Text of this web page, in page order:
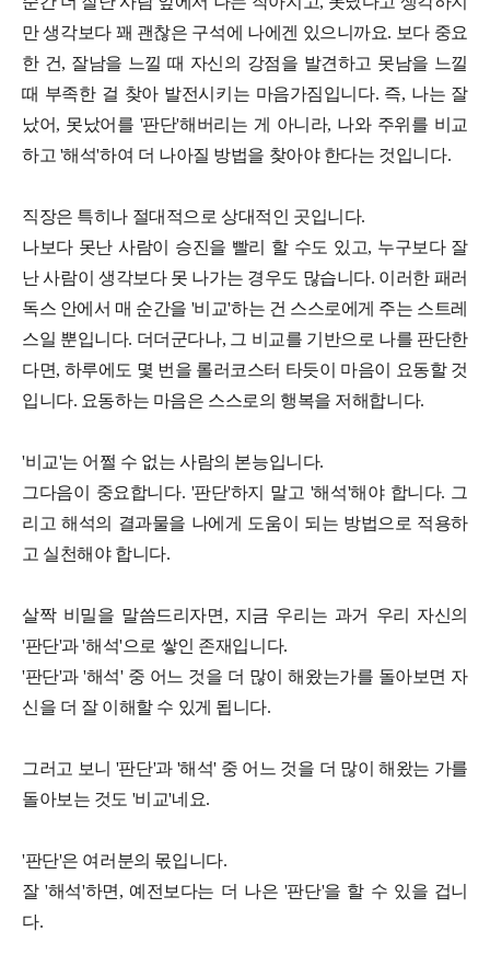
만 생각보다 꽤 괜찮은 구석에 나에겐 있으니까요. 보다 중요
한 건, 잘남을 느낄 때 자신의 강점을 발견하고 못남을 느낄
때 부족한 걸 찾아 발전시키는 마음가짐입니다. 즉, 나는 잘
났어, 못났어를 '판단'해버리는 게 아니라, 나와 주위를 비교
하고 '해석'하여 더 나아질 방법을 찾아야 한다는 것입니다.
직장은 특히나 절대적으로 상대적인 곳입니다.
나보다 못난 사람이 승진을 빨리 할 수도 있고, 누구보다 잘
난 사람이 생각보다 못 나가는 경우도 많습니다. 이러한 패러
독스 안에서 매 순간을 '비교'하는 건 스스로에게 주는 스트레
스일 뿐입니다. 더더군다나, 그 비교를 기반으로 나를 판단한
다면, 하루에도 몇 번을 롤러코스터 타듯이 마음이 요동할 것
입니다. 요동하는 마음은 스스로의 행복을 저해합니다.
'비교'는 어쩔 수 없는 사람의 본능입니다.
그다음이 중요합니다. '판단'하지 말고 '해석'해야 합니다. 그
리고 해석의 결과물을 나에게 도움이 되는 방법으로 적용하
고 실천해야 합니다.
살짝 비밀을 말씀드리자면, 지금 우리는 과거 우리 자신의
'판단'과 '해석'으로 쌓인 존재입니다.
'판단'과 '해석' 중 어느 것을 더 많이 해왔는가를 돌아보면 자
신을 더 잘 이해할 수 있게 됩니다.
그러고 보니 '판단'과 '해석' 중 어느 것을 더 많이 해왔는 가를
돌아보는 것도 '비교'네요.
'판단'은 여러분의 몫입니다.
잘 '해석'하면, 예전보다는 더 나은 '판단'을 할 수 있을 겁니
다.